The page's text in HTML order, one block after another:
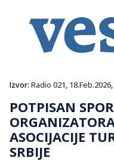
Izvor: Radio 021, 18.Feb.2026
POTPISAN
ASOCIJACIJE
SRBIJE